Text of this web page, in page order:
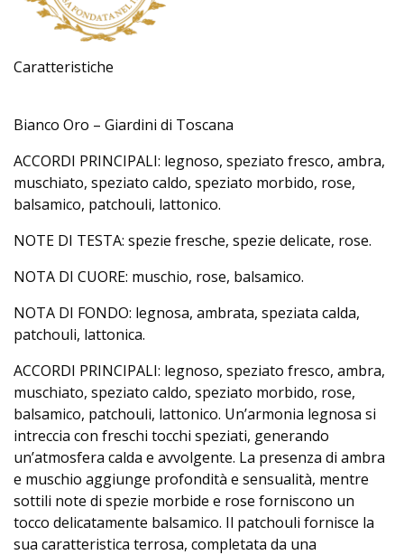
Caratteristiche
Bianco Oro – Giardini di Toscana
ACCORDI PRINCIPALI: legnoso, speziato fresco, ambra,
muschiato, speziato caldo, speziato morbido, rose,
balsamico, patchouli, lattonico.
NOTE DI TESTA: spezie fresche, spezie delicate, rose.
NOTA DI CUORE: muschio, rose, balsamico.
NOTA DI FONDO: legnosa, ambrata, speziata calda,
patchouli, lattonica.
ACCORDI PRINCIPALI: legnoso, speziato fresco, ambra,
muschiato, speziato caldo, speziato morbido, rose,
balsamico, patchouli, lattonico. Un’armonia legnosa si
intreccia con freschi tocchi speziati, generando
un’atmosfera calda e avvolgente. La presenza di ambra
e muschio aggiunge profondità e sensualità, mentre
sottili note di spezie morbide e rose forniscono un
tocco delicatamente balsamico. Il patchouli fornisce la
sua caratteristica terrosa, completata da una